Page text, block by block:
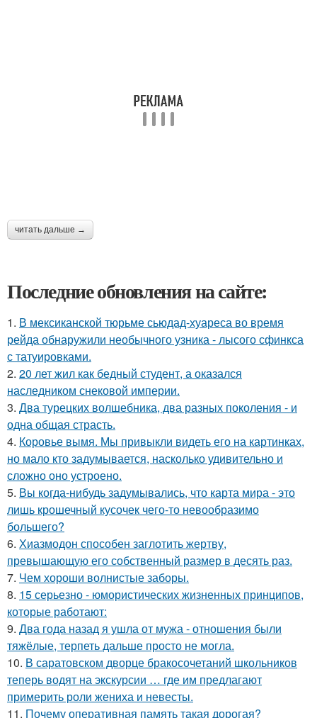
читать дальше →
Последние обновления на сайте:
1. В мексиканской тюрьме сьюдад-хуареса во время
рейда обнаружили необычного узника - лысого сфинкса
с татуировками.
2. 20 лет жил как бедный студент, а оказался
наследником снековой империи.
3. Два турецких волшебника, два разных поколения - и
одна общая страсть.
4. Коровье вымя. Мы привыкли видеть его на картинках,
но мало кто задумывается, насколько удивительно и
сложно оно устроено.
5. Вы когда-нибудь задумывались, что карта мира - это
лишь крошечный кусочек чего-то невообразимо
большего?
6. Хиазмодон способен заглотить жертву,
превышающую его собственный размер в десять раз.
7. Чем хороши волнистые заборы.
8. 15 серьезно - юмористических жизненных принципов,
которые работают:
9. Два года назад я ушла от мужа - отношения были
тяжёлые, терпеть дальше просто не могла.
10. В саратовском дворце бракосочетаний школьников
теперь водят на экскурсии … где им предлагают
примерить роли жениха и невесты.
11. Почему оперативная память такая дорогая?